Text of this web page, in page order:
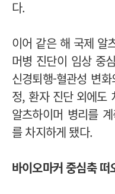
다.
이어 같은 해 국제 알
머병 진단이 임상 중
신경퇴행-혈관성 변
정, 환자 진단 외에도
알츠하이머 병리를
를 차지하게 됐다.
바이오마커 중심축